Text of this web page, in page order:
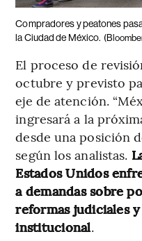
Compradores y peatones
la Ciudad de México.
El proceso de
octubre y previsto
eje de atención.
ingresará a la
desde una posición
según los analistas.
Estados Unidos
a demandas sobre
reformas judiciales
institucional.